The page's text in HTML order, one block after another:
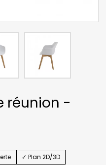
réunion -
✓ Plan 2D/3D